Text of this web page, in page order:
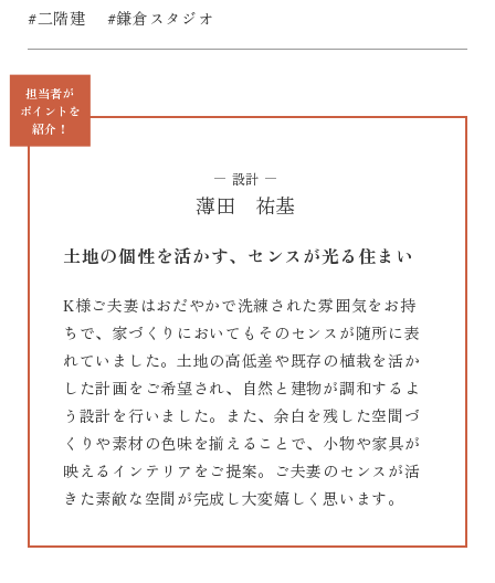
#二階建
#鎌倉スタジオ
担当者が
ポイントを
紹介！
設計
薄田 祐基
土地の個性を活かす、センスが光る住まい
K様ご夫妻はおだやかで洗練された雰囲気をお持
ちで、家づくりにおいてもそのセンスが随所に表
れていました。土地の高低差や既存の植栽を活か
した計画をご希望され、自然と建物が調和するよ
う設計を行いました。また、余白を残した空間づ
くりや素材の色味を揃えることで、小物や家具が
映えるインテリアをご提案。ご夫妻のセンスが活
きた素敵な空間が完成し大変嬉しく思います。